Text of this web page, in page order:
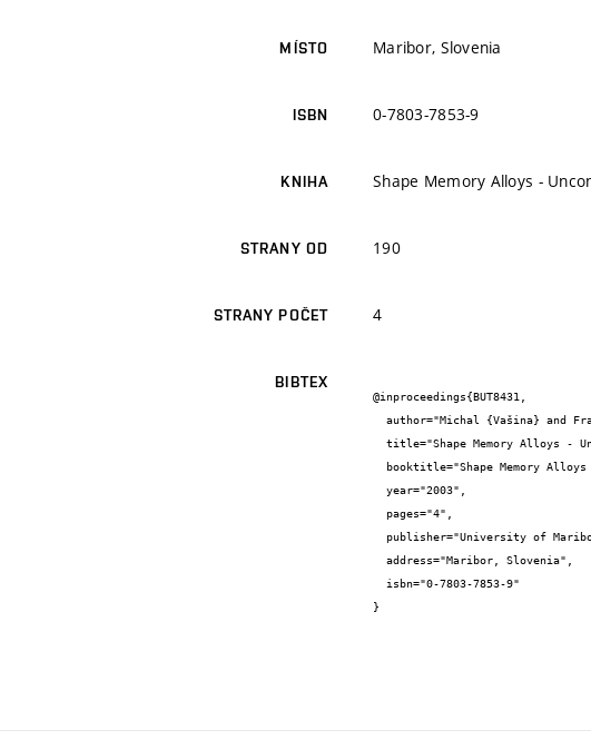
MÍSTO Maribor, Slovenia
ISBN 0-7803-7853-9
KNIHA Shape Memory Alloys -
STRANY OD 190
STRANY POČET 4
BIBTEX
@inproceedings{BUT8431,
}